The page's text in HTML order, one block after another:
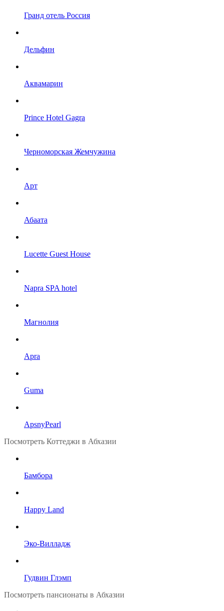
Гранд отель Россия
Дельфин
Аквамарин
Prince Hotel Gagra
Черноморская Жемчужина
Арт
Абаата
Lucette Guest House
Napra SPA hotel
Магнолия
Apra
Guma
ApsnyPearl
Посмотреть Коттеджи в Абхазии
Бамбора
Happy Land
Эко-Вилладж
Гудвин Глэмп
Посмотреть пансионаты в Абхазии